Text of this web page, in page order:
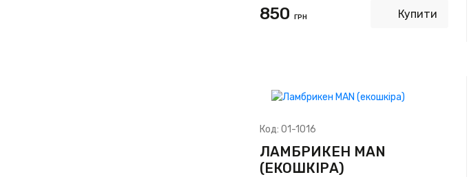
850 ГРН Купити
Код: 01-1016
ЛАМБРИКЕН MAN
(ЕКОШКІРА)